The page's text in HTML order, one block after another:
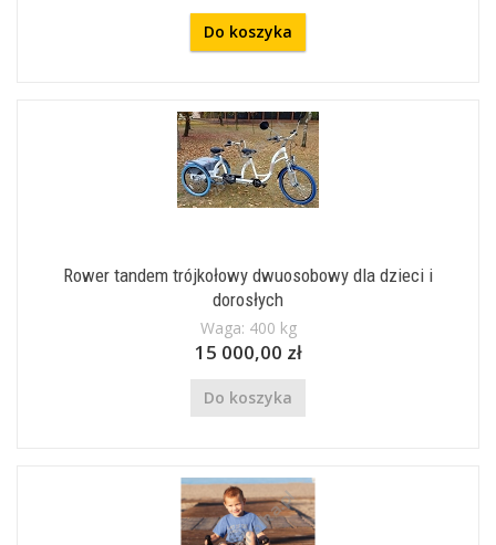
Do koszyka
Rower tandem trójkołowy dwuosobowy dla dzieci i
dorosłych
Waga: 400 kg
15 000,00 zł
Do koszyka